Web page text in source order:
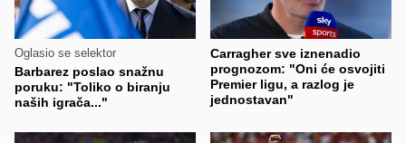
Oglasio se selektor
Barbarez poslao snažnu
poruku: "Toliko o biranju
naših igrača..."
Carragher sve iznenadio
prognozom: "Oni će osvojiti
Premier ligu, a razlog je
jednostavan"